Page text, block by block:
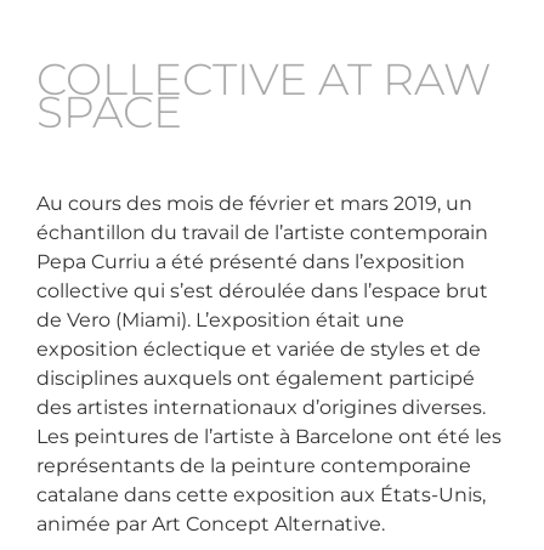
COLLECTIVE AT RAW
SPACE
Au cours des mois de février et mars 2019, un
échantillon du travail de l’artiste contemporain
Pepa Curriu a été présenté dans l’exposition
collective qui s’est déroulée dans l’espace brut
de Vero (Miami). L’exposition était une
exposition éclectique et variée de styles et de
disciplines auxquels ont également participé
des artistes internationaux d’origines diverses.
Les peintures de l’artiste à Barcelone ont été les
représentants de la peinture contemporaine
catalane dans cette exposition aux États-Unis,
animée par Art Concept Alternative.